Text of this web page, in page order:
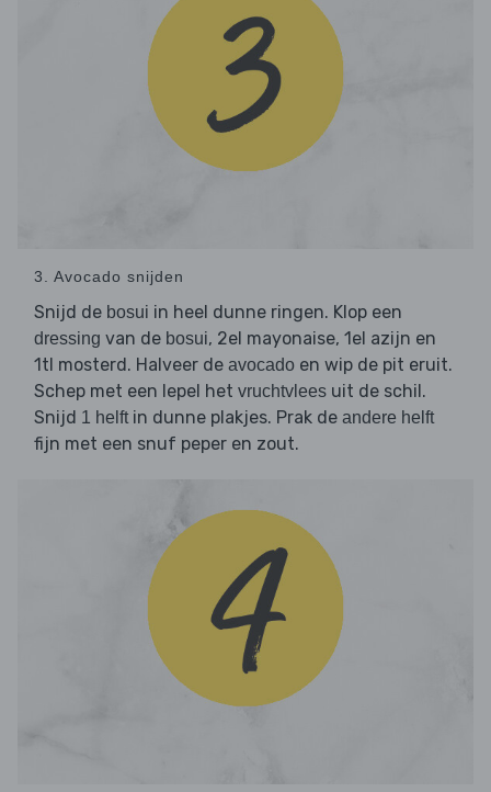
3. Avocado snijden
Snijd de bosui in heel dunne ringen. Klop een
dressing van de bosui, 2el mayonaise, 1el azijn en
1tl mosterd. Halveer de avocado en wip de pit eruit.
Schep met een lepel het vruchtvlees uit de schil.
Snijd 1 helftin dunne plakjes. Prak de andere helft
fijn met een snuf peper en zout.